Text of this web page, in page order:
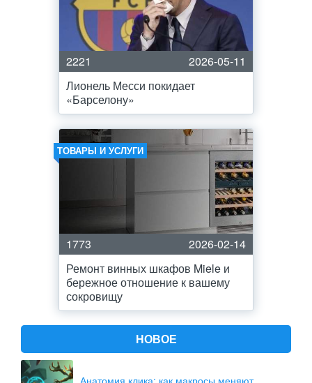
2221
2026-05-11
Лионель Месси покидает
«Барселону»
ТОВАРЫ И УСЛУГИ
1773
2026-02-14
Ремонт винных шкафов Miele и
бережное отношение к вашему
сокровищу
НОВОЕ
Анатомия клика: как макросы меняют